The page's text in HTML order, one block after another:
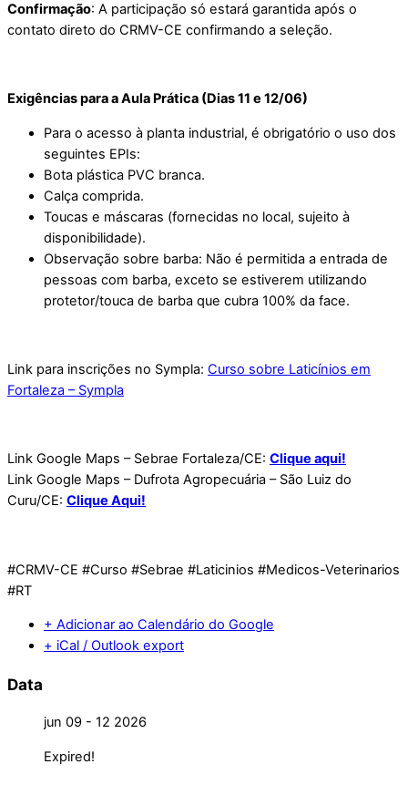
Confirmação: A participação só estará garantida após o
contato direto do CRMV-CE confirmando a seleção.
Exigências para a Aula Prática (Dias 11 e 12/06)
Para o acesso à planta industrial, é obrigatório o uso dos
seguintes EPIs:
Bota plástica PVC branca.
Calça comprida.
Toucas e máscaras (fornecidas no local, sujeito à
disponibilidade).
Observação sobre barba: Não é permitida a entrada de
pessoas com barba, exceto se estiverem utilizando
protetor/touca de barba que cubra 100% da face.
Link para inscrições no Sympla: Curso sobre Laticínios em
Fortaleza – Sympla
Link Google Maps – Sebrae Fortaleza/CE: Clique aqui!
Link Google Maps – Dufrota Agropecuária – São Luiz do
Curu/CE: Clique Aqui!
#CRMV-CE #Curso #Sebrae #Laticinios #Medicos-Veterinarios
#RT
+ Adicionar ao Calendário do Google
+ iCal / Outlook export
Data
jun 09 - 12 2026
Expired!